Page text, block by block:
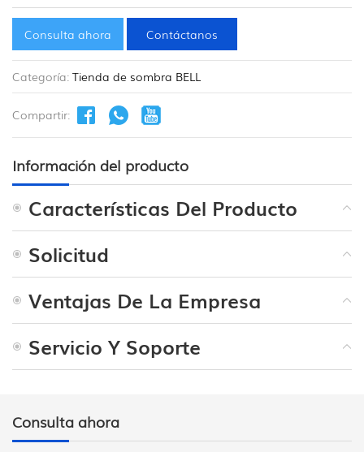
Consulta ahora Contáctanos
Categoría: Tienda de sombra BELL
Compartir:
Información del producto
Características Del Producto
Solicitud
Ventajas De La Empresa
Servicio Y Soporte
Consulta ahora